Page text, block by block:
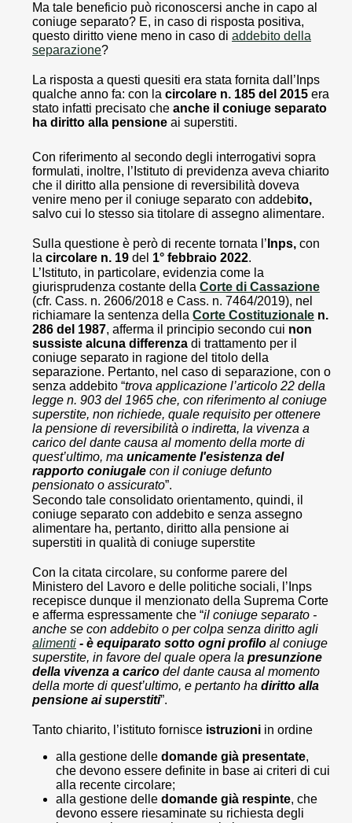
Ma tale beneficio può riconoscersi anche in capo al
coniuge separato? E, in caso di risposta positiva,
questo diritto viene meno in caso di addebito della
separazione?
La risposta a questi quesiti era stata fornita dall’Inps
qualche anno fa: con la circolare n. 185 del 2015 era
stato infatti precisato che anche il coniuge separato
ha diritto alla pensione ai superstiti.
Con riferimento al secondo degli interrogativi sopra
formulati, inoltre, l’Istituto di previdenza aveva chiarito
che il diritto alla pensione di reversibilità doveva
venire meno per il coniuge separato con addebito,
salvo cui lo stesso sia titolare di assegno alimentare.
Sulla questione è però di recente tornata l’ Inps, con
la circolare n. 19 del 1° febbraio 2022.
L’Istituto, in particolare, evidenzia come la
giurisprudenza costante della Corte di Cassazione
(cfr. Cass. n. 2606/2018 e Cass. n. 7464/2019), nel
richiamare la sentenza della Corte Costituzionale n.
286 del 1987, afferma il principio secondo cui non
sussiste alcuna differenza di trattamento per il
coniuge separato in ragione del titolo della
separazione. Pertanto, nel caso di separazione, con o
senza addebito “trova applicazione l’articolo 22 della
legge n. 903 del 1965 che, con riferimento al coniuge
superstite, non richiede, quale requisito per ottenere
la pensione di reversibilità o indiretta, la vivenza a
carico del dante causa al momento della morte di
quest’ultimo, ma unicamente l'esistenza del
rapporto coniugale con il coniuge defunto
pensionato o assicurato”.
Secondo tale consolidato orientamento, quindi, il
coniuge separato con addebito e senza assegno
alimentare ha, pertanto, diritto alla pensione ai
superstiti in qualità di coniuge superstite
Con la citata circolare, su conforme parere del
Ministero del Lavoro e delle politiche sociali, l’Inps
recepisce dunque il menzionato della Suprema Corte
e afferma espressamente che “il coniuge separato -
anche se con addebito o per colpa senza diritto agli
alimenti - è equiparato sotto ogni profilo al coniuge
superstite, in favore del quale opera la presunzione
della vivenza a carico del dante causa al momento
della morte di quest’ultimo, e pertanto ha diritto alla
pensione ai superstiti”.
Tanto chiarito, l’istituto fornisce istruzioni in ordine
alla gestione delle domande già presentate,
che devono essere definite in base ai criteri di cui
alla recente circolare;
alla gestione delle domande già respinte, che
devono essere riesaminate su richiesta degli